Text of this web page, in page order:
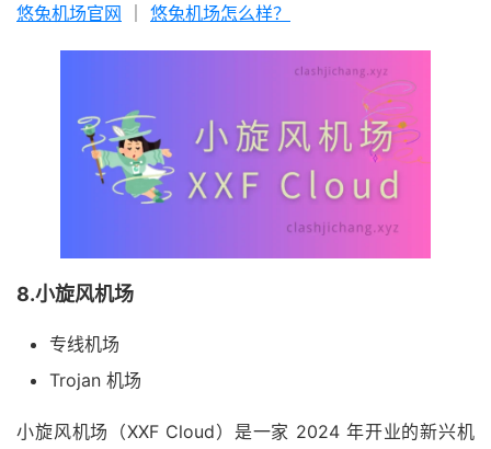
悠兔机场官网 悠兔机场怎么样？
8.小旋风机场
专线机场
Trojan 机场
小旋风机场（XXF Cloud）是一家 2024 年开业的新兴机